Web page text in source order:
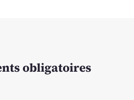
obligatoires